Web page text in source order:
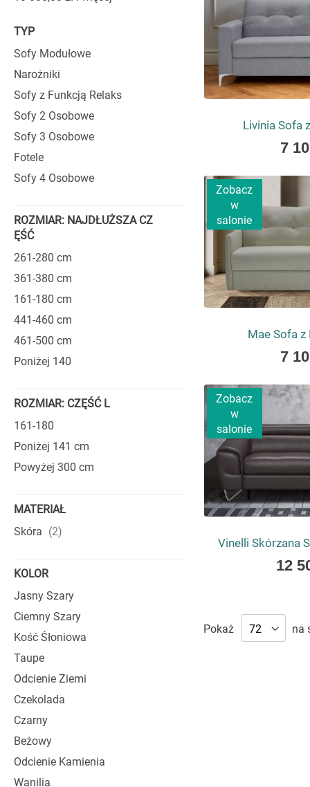
stylową całość.
sofę do
nowoczesne, w
najmniejszym
SYSTEM
system otwierania,
projektowane są
grubości nawet 16
trwałością.
Każda sofa
oparć wypełnione
siedzisk oparto na
sama konstrukcja –
przekłada się na
pojemniki na pościel
układu wnętrza .
odcieniu Titanium
W modelach
wyjątkowej klasy.
Sofy Costanza
mieszkań,
Zastosowanie
praktyczność.
Livinia Sofa
As
as
7
Zobacz
w
salonie
Mae Sofa z
As
as
7
Zobacz
w
salonie
Vinelli Skórzana
As
12
Pokaż na
TYP
Sofy Modułowe
Narożniki
Sofy z Funkcją Relaks
Sofy 2 Osobowe
Sofy 3 Osobowe
Fotele
Sofy 4 Osobowe
ROZMIAR: NAJDŁUŻSZA CZ
ĘŚĆ
261-280 cm
361-380 cm
161-180 cm
441-460 cm
461-500 cm
Poniżej 140
ROZMIAR: CZĘŚĆ L
161-180
Poniżej 141 cm
Powyżej 300 cm
MATERIAŁ
Skóra
2produkty
KOLOR
Jasny Szary
Ciemny Szary
Kość Śłoniowa
Taupe
Odcienie Ziemi
Czekolada
Czarny
Beżowy
Odcienie Kamienia
Wanilia